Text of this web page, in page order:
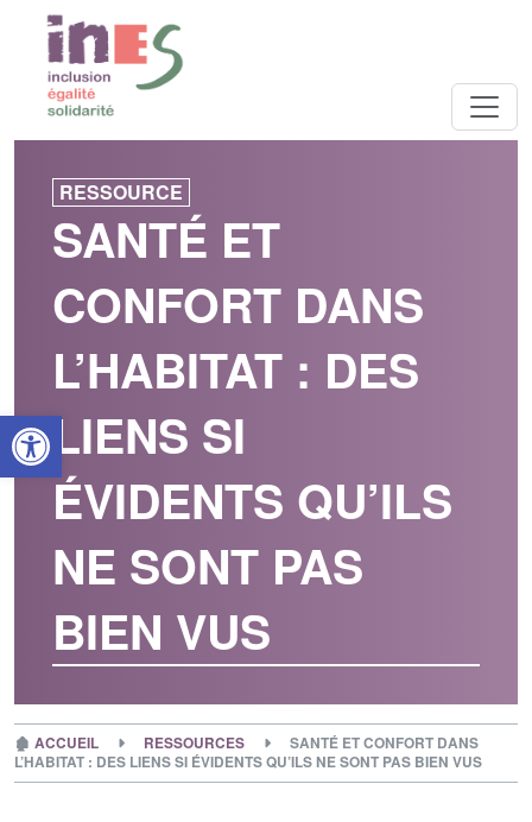
Open toolbar
RESSOURCE
SANTÉ ET
CONFORT DANS
L’HABITAT : DES
LIENS SI
ÉVIDENTS QU’ILS
NE SONT PAS
BIEN VUS
🏚 ACCUEIL RESSOURCES
SANTÉ ET CONFORT DANS
L’HABITAT : DES LIENS SI ÉVIDENTS QU’ILS NE SONT PAS BIEN VUS